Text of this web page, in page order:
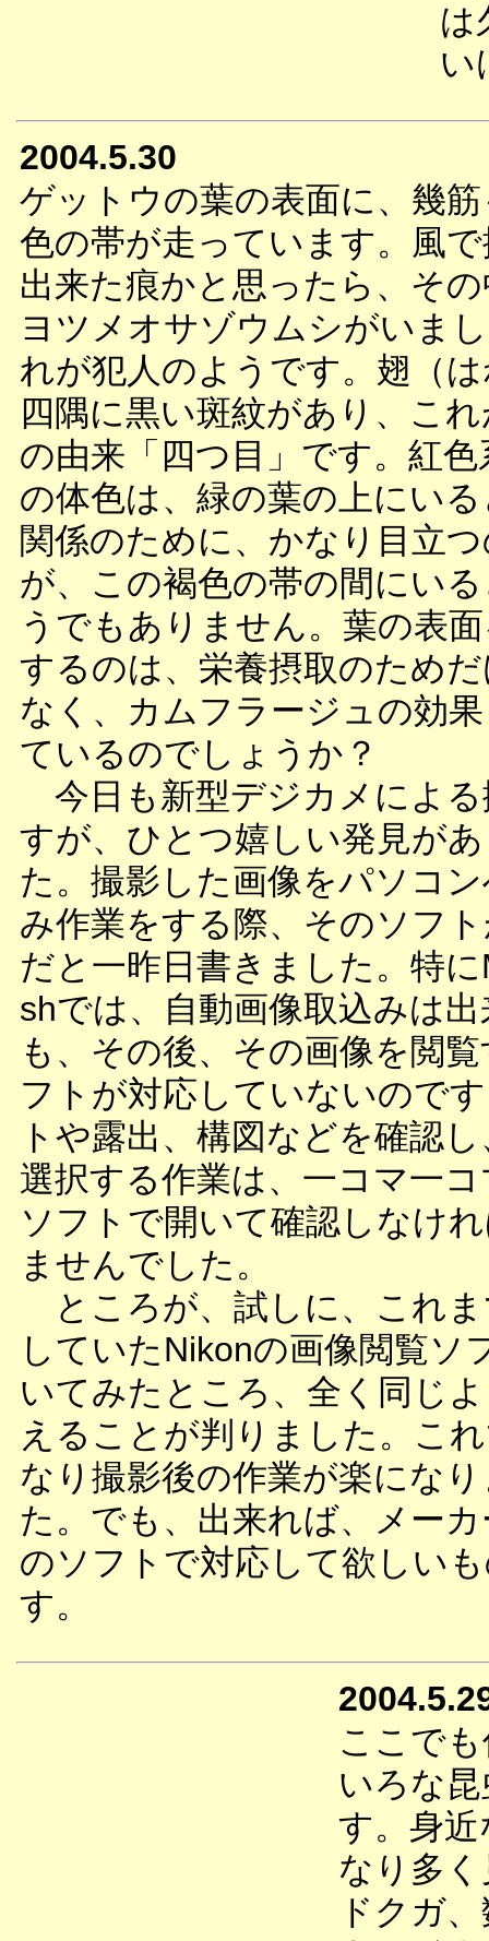
は
い
2004.5.30
ゲットウの葉の表面に、幾
色の帯が走っています。風
出来た痕かと思ったら、そ
ヨツメオサゾウムシがいま
れが犯人のようです。翅（
四隅に黒い斑紋があり、こ
の由来「四つ目」です。紅色
の体色は、緑の葉の上にい
関係のために、かなり目立
が、この褐色の帯の間にい
うでもありません。葉の表
するのは、栄養摂取のため
なく、カムフラージュの効
ているのでしょうか？
今日も新型デジカメによる
すが、ひとつ嬉しい発見が
た。撮影した画像をパソコ
み作業をする際、そのソフ
だと一昨日書きました。特
shでは、自動画像取込みは出
も、その後、その画像を閲
フトが対応していないので
トや露出、構図などを確認
選択する作業は、一コマ一
ソフトで開いて確認しなけ
ませんでした。
ところが、試しに、これま
していたNikonの画像閲覧ソ
いてみたところ、全く同じ
えることが判りました。こ
なり撮影後の作業が楽にな
た。でも、出来れば、メー
のソフトで対応して欲しい
す。
ここで
いろな
す。身
なり多
ドクガ